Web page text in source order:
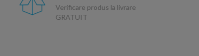
Verificare produs la livrare
GRATUIT